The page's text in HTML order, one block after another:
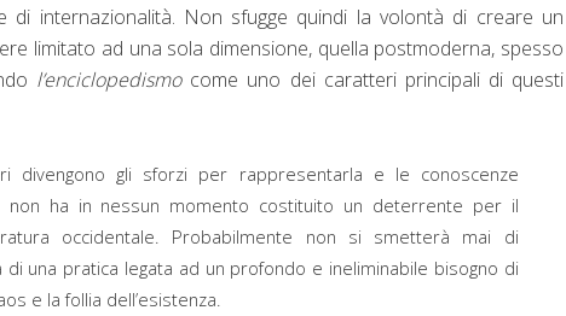
internazionalità. Non sfugge quindi la volontà di creare un
limitato ad una sola dimensione, quella postmoderna, spesso
l’enciclopedismocome uno dei caratteri principali di questi
divengono gli sforzi per rappresentarla e le conoscenze
ha in nessun momento costituito un deterrente per il
occidentale. Probabilmente non si smetterà mai di
una pratica legata ad un profondo e ineliminabile bisogno di
e la follia dell’esistenza.